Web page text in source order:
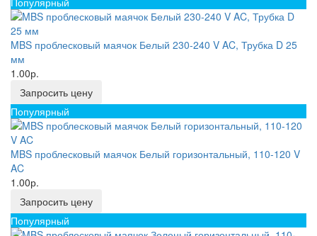
MBS проблесковый маячок Белый 230-240 V AC, Трубка D 25
мм
1.00р.
Запросить цену
Популярный
MBS проблесковый маячок Белый горизонтальный, 110-120 V
AC
1.00р.
Запросить цену
Популярный